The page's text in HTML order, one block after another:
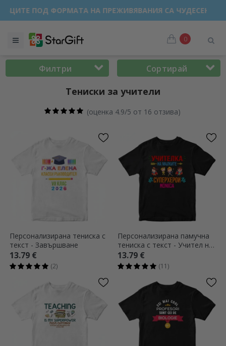
🌴 ДО -40% ОТСТЪПКА ЗА НАД 100
0
Филтри Сортирай
Тениски за учители
(оценка 4.9/5 от 16 отзива)
Персонализирана тениска с
текст - Завършване
13.79 €
(2)
Персонализирана памучна
тениска с текст - Учител на
малки супергерои
13.79 €
(11)